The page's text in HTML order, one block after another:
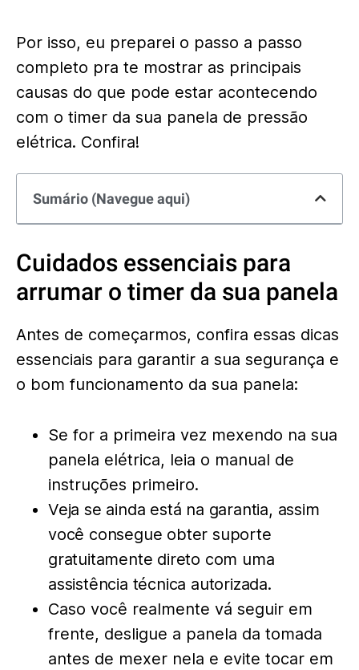
Por isso, eu preparei o passo a passo
completo pra te mostrar as principais
causas do que pode estar acontecendo
com o timer da sua panela de pressão
elétrica. Confira!
Sumário (Navegue aqui)
Cuidados essenciais para
arrumar o timer da sua panela
Antes de começarmos, confira essas dicas
essenciais para garantir a sua segurança e
o bom funcionamento da sua panela:
Se for a primeira vez mexendo na sua
panela elétrica, leia o manual de
instruções primeiro.
Veja se ainda está na garantia, assim
você consegue obter suporte
gratuitamente direto com uma
assistência técnica autorizada.
Caso você realmente vá seguir em
frente, desligue a panela da tomada
antes de mexer nela e evite tocar em